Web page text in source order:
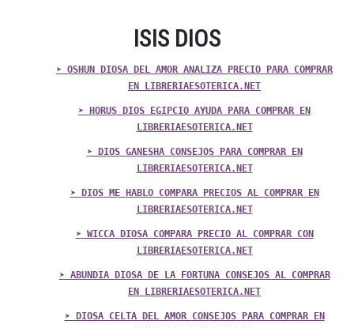
ISIS DIOS
➤ OSHUN DIOSA DEL AMOR ANALIZA PRECIO PARA COMPRAR
EN LIBRERIAESOTERICA.NET
➤ HORUS DIOS EGIPCIO AYUDA PARA COMPRAR EN
LIBRERIAESOTERICA.NET
➤ DIOS GANESHA CONSEJOS PARA COMPRAR EN
LIBRERIAESOTERICA.NET
➤ DIOS ME HABLO COMPARA PRECIOS AL COMPRAR EN
LIBRERIAESOTERICA.NET
➤ WICCA DIOSA COMPARA PRECIO AL COMPRAR CON
LIBRERIAESOTERICA.NET
➤ ABUNDIA DIOSA DE LA FORTUNA CONSEJOS AL COMPRAR
EN LIBRERIAESOTERICA.NET
➤ DIOSA CELTA DEL AMOR CONSEJOS PARA COMPRAR EN